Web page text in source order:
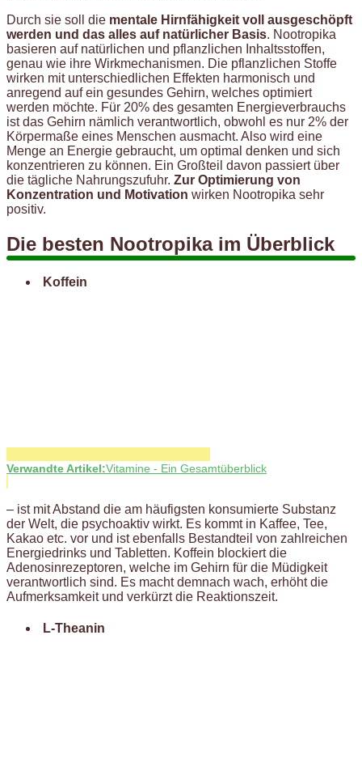
Durch sie soll die mentale Hirnfähigkeit voll ausgeschöpft
werden und das alles auf natürlicher Basis. Nootropika
basieren auf natürlichen und pflanzlichen Inhaltsstoffen,
genau wie ihre Wirkmechanismen. Die pflanzlichen Stoffe
wirken mit unterschiedlichen Effekten harmonisch und
anregend auf ein gesundes Gehirn, welches optimiert
werden möchte. Für 20% des gesamten Energieverbrauchs
ist das Gehirn nämlich verantwortlich, obwohl es nur 2% der
Körpermaße eines Menschen ausmacht. Also wird eine
Menge an Energie gebraucht, um optimal denken und sich
konzentrieren zu können. Ein Großteil davon passiert über
die tägliche Nahrungszufuhr. Zur Optimierung von
Konzentration und Motivation wirken Nootropika sehr
positiv.
Die besten Nootropika im Überblick
Koffein
Verwandte Artikel:Vitamine - Ein Gesamtüberblick
– ist mit Abstand die am häufigsten konsumierte Substanz
der Welt, die psychoaktiv wirkt. Es kommt in Kaffee, Tee,
Kakao etc. vor und ist ebenfalls Bestandteil von zahlreichen
Energiedrinks und Tabletten. Koffein blockiert die
Adenosinrezeptoren, welche im Gehirn für die Müdigkeit
verantwortlich sind. Es macht demnach wach, erhöht die
Aufmerksamkeit und verkürzt die Reaktionszeit.
L-Theanin